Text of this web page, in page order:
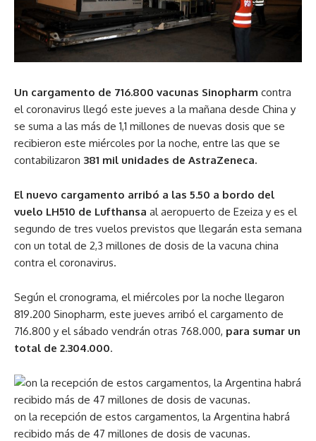
Un cargamento de 716.800 vacunas Sinopharm contra
el coronavirus llegó este jueves a la mañana desde China y
se suma a las más de 1,1 millones de nuevas dosis que se
recibieron este miércoles por la noche, entre las que se
contabilizaron 381 mil unidades de AstraZeneca.
El nuevo cargamento arribó a las 5.50 a bordo del
vuelo LH510 de Lufthansa al aeropuerto de Ezeiza y es el
segundo de tres vuelos previstos que llegarán esta semana
con un total de 2,3 millones de dosis de la vacuna china
contra el coronavirus.
Según el cronograma, el miércoles por la noche llegaron
819.200 Sinopharm, este jueves arribó el cargamento de
716.800 y el sábado vendrán otras 768.000, para sumar un
total de 2.304.000.
on la recepción de estos cargamentos, la Argentina habrá
recibido más de 47 millones de dosis de vacunas.